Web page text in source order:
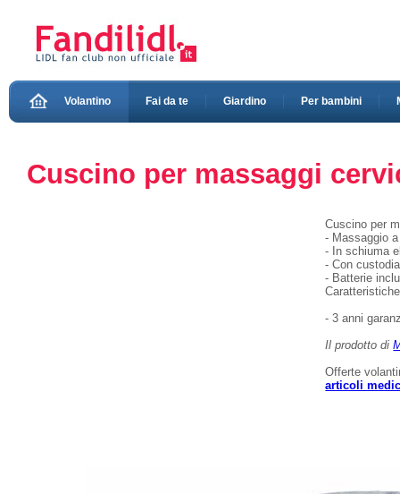
Volantino Fai da te Giardino Per bambini
Cuscino per massaggi
Cuscino per
- Massaggio
- In schiuma
- Con custodia
- Batterie
Caratteristiche
- 3 anni
Il prodotto di
Offerte
articoli